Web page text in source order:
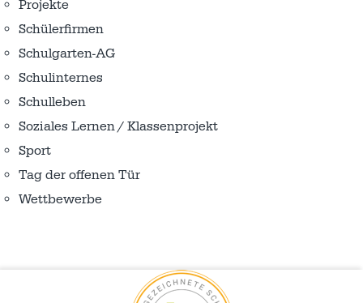
Projekte
Schülerfirmen
Schulgarten-AG
Schulinternes
Schulleben
Soziales Lernen / Klassenprojekt
Sport
Tag der offenen Tür
Wettbewerbe